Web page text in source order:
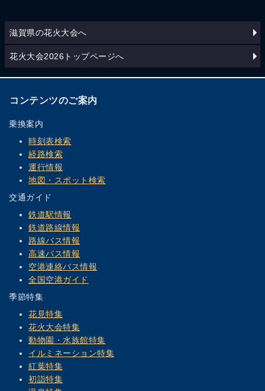
滋賀県の花火大会へ
花火大会2026トップページへ
コンテンツのご案内
乗換案内
時刻表検索
経路検索
運行情報
地図・スポット検索
交通ガイド
鉄道駅情報
鉄道路線情報
路線バス情報
高速バス情報
空港連絡バス情報
全国空港ガイド
季節特集
花見特集
花火大会特集
動物園・水族館特集
イルミネーション特集
紅葉特集
初詣特集